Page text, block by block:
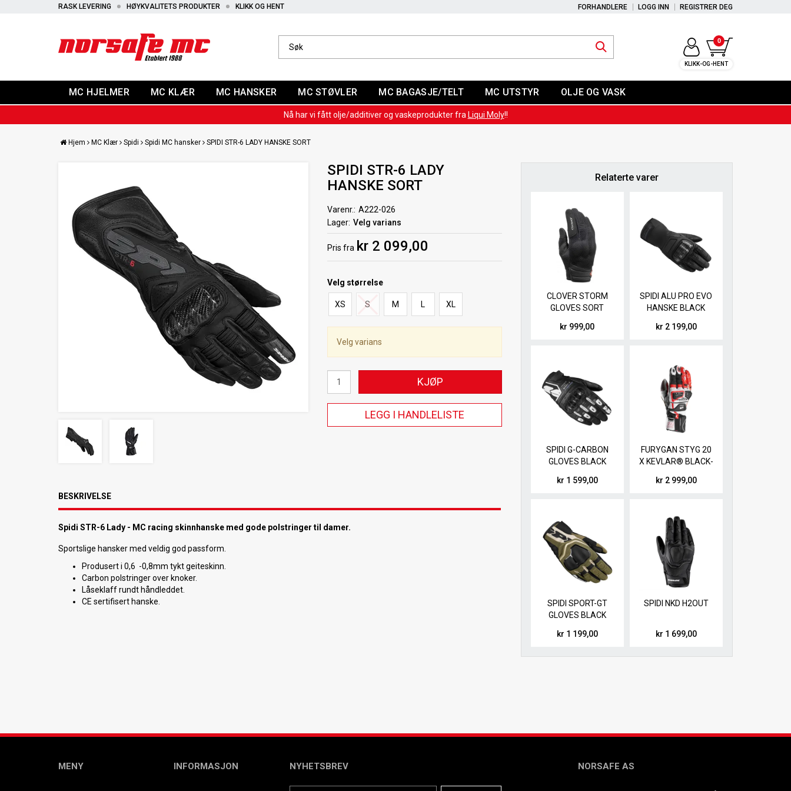
RASK LEVERING HØYKVALITETS PRODUKTER KLIKK OG HENT FORHANDLERE LOGG INN REGISTRER DEG
0
KLIKK-OG-HENT
MC HJELMER MC KLÆR MC HANSKER MC STØVLER MC BAGASJE/TELT MC UTSTYR OLJE OG VASK
Nå har vi fått olje/additiver og vaskeprodukter fra Liqui Moly!!
Hjem MC Klær Spidi Spidi MC hansker SPIDI STR-6 LADY HANSKE SORT
SPIDI STR-6 LADY
HANSKE SORT
Varenr.
A222-026
Lager Velg varians
Pris fra kr 2 099,00
Velg størrelse
XS S M L XL
Velg varians
KJØP
LEGG I HANDLELISTE
BESKRIVELSE
Spidi STR-6 Lady - MC racing skinnhanske med gode polstringer til damer.
Sportslige hansker med veldig god passform.
Produsert i 0,6 -0,8mm tykt geiteskinn.
Carbon polstringer over knoker.
Låseklaff rundt håndleddet.
CE sertifisert hanske.
Relaterte varer
CLOVER STORM
GLOVES SORT
kr 999,00
SPIDI ALU PRO EVO
HANSKE BLACK
kr 2 199,00
SPIDI G-CARBON
GLOVES BLACK
kr 1 599,00
FURYGAN STYG 20
X KEVLAR® BLACK-
kr 2 999,00
SPIDI SPORT-GT
GLOVES BLACK
kr 1 199,00
SPIDI NKD H2OUT
kr 1 699,00
MENY INFORMASJON NYHETSBREV NORSAFE AS